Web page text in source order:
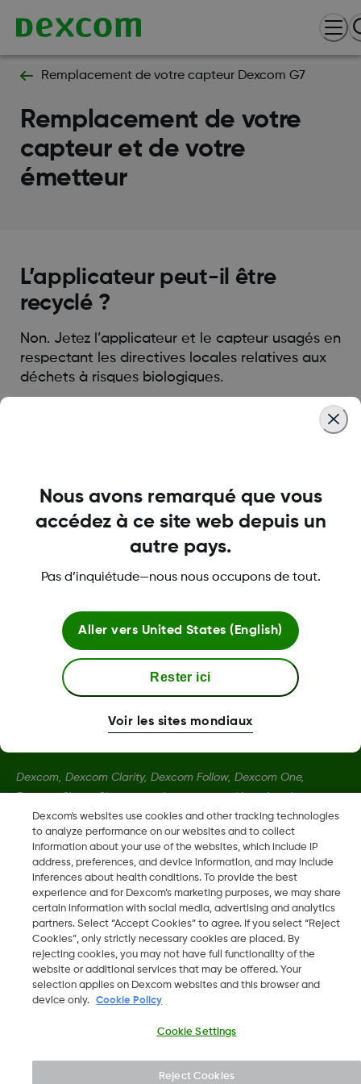
Remplacement de votre capteur Dexcom G7
Remplacement de votre
capteur et de votre
émetteur
L’applicateur peut-il être
recyclé ?
Non. Jetez l’applicateur et le capteur usagés en
respectant les directives locales relatives aux
déchets à risques biologiques.
Termes et politiques
Plus d'informations
Dexcom, Dexcom Clarity, Dexcom Follow, Dexcom One,
Dexcom Share, Share sont des marques déposées de
Dexcom, Inc. aux États-Unis et peuvent être enregistrées dans
d'autres pays.
LBL-1000444 Rev001
2026 Dexcom, Inc. Tous droits réservés.
Dexcom's websites use cookies and other tracking technologies
to analyze performance on our websites and to collect
information about your use of the websites, which include IP
address, preferences, and device information, and may include
inferences about health conditions. To provide the best
experience and for Dexcom’s marketing purposes, we may share
certain information with social media, advertising and analytics
partners. Select “Accept Cookies” to agree. If you select “Reject
Cookies”, only strictly necessary cookies are placed. By
rejecting cookies, you may not have full functionality of the
website or additional services that may be offered. Your
selection applies on Dexcom websites and this browser and
device only.
Cookie Policy
Cookie Settings
Reject Cookies
Nous avons remarqué que vous
accédez à ce site web depuis un
autre pays.
Pas d’inquiétude—nous nous occupons de tout.
Aller vers United States (English)
Rester ici
Voir les sites mondiaux